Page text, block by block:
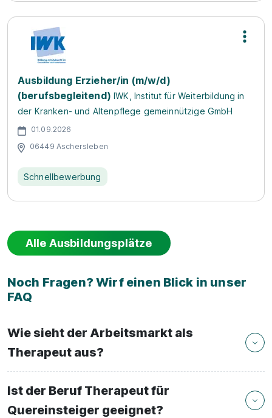
Ausbildung Erzieher/in (m/w/d)
(berufsbegleitend) IWK, Institut für Weiterbildung in
der Kranken- und Altenpflege gemeinnützige GmbH
01.09.2026
06449 Aschersleben
Schnellbewerbung
Alle Ausbildungsplätze
Noch Fragen? Wirf einen Blick in unser
FAQ
Wie sieht der Arbeitsmarkt als
Therapeut aus?
Ist der Beruf Therapeut für
Quereinsteiger geeignet?